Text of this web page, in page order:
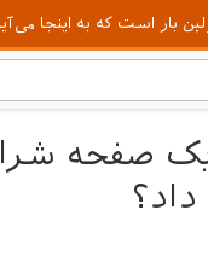
بار است که به اینجا
صفحه